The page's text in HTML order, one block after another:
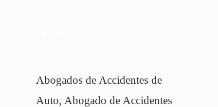
Abogados de Accidentes de
Auto, Abogado de Accidentes